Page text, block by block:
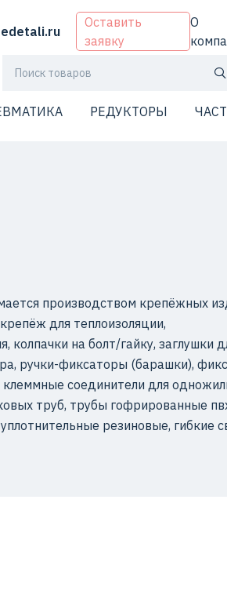
Оставить
заявку
О
РЕДУКТОРЫ
производством крепёжных
для теплоизоляции,
на болт/гайку, заглушки
ручки-фиксаторы (барашки),
соединители для
труб, трубы гофрированные
резиновые, гибкие